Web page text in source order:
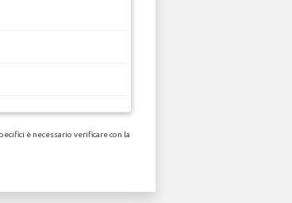
è necessario verificare con la